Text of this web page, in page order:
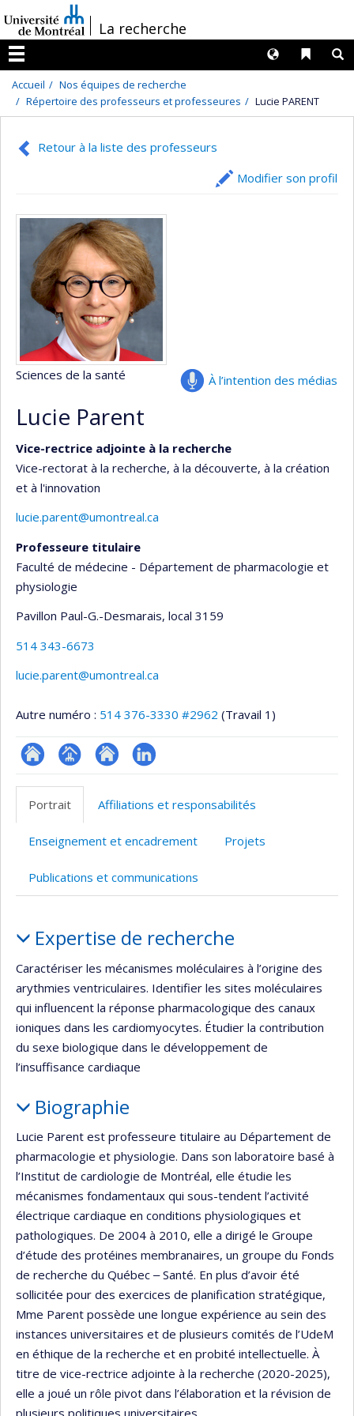
au
contenu
/La recherche
Menu
Liens
Langues
Accueil
Nos équipes de recherche
Répertoire des professeurs et professeures
Lucie PARENT
Retour à la liste des professeurs
Modifier son profil
À l’intention des médias
Sciences de la santé
Lucie Parent
Vice-rectrice adjointe à la recherche
Vice-rectorat à la recherche, à la découverte, à la création
et à l'innovation
lucie.parent@umontreal.ca
Professeure titulaire
Faculté de médecine - Département de pharmacologie et
physiologie
Pavillon Paul-G.-Desmarais, local 3159
514 343-6673
lucie.parent@umontreal.ca
Autre numéro : 514 376-3330 #2962 (Travail 1)
ResearchGate
Page
professionnelle
(faculté,département,école)
Site
web
l’unité
recherche
LinkedIn
Portrait
Affiliations et responsabilités
Enseignement et encadrement Projets
Publications et communications
Expertise de recherche
Caractériser les mécanismes moléculaires à l’origine des
arythmies ventriculaires. Identifier les sites moléculaires
qui influencent la réponse pharmacologique des canaux
ioniques dans les cardiomyocytes. Étudier la contribution
du sexe biologique dans le développement de
l’insuffisance cardiaque
Biographie
Lucie Parent est professeure titulaire au Département de
pharmacologie et physiologie. Dans son laboratoire basé à
l’Institut de cardiologie de Montréal, elle étudie les
mécanismes fondamentaux qui sous-tendent l’activité
électrique cardiaque en conditions physiologiques et
pathologiques. De 2004 à 2010, elle a dirigé le Groupe
d’étude des protéines membranaires, un groupe du Fonds
de recherche du Québec ‒ Santé. En plus d’avoir été
sollicitée pour des exercices de planification stratégique,
Mme Parent possède une longue expérience au sein des
instances universitaires et de plusieurs comités de l’UdeM
en éthique de la recherche et en probité intellectuelle. À
titre de vice-rectrice adjointe à la recherche (2020-2025),
elle a joué un rôle pivot dans l’élaboration et la révision de
plusieurs politiques universitaires.